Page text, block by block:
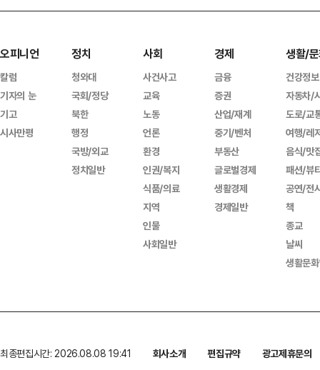
오피니언
칼럼
기자의 눈
기고
시사만평
정치
청와대
국회/정당
북한
행정
국방/외교
정치일반
사회
사건사고
교육
노동
언론
환경
인권/복지
식품/의료
지역
인물
사회일반
경제
금융
증권
산업/재계
중기/벤처
부동산
글로벌경제
생활경제
경제일반
생활/
건강정보
자동차/
도로/교
여행/레
음식/맛
패션/뷰
공연/전
책
종교
날씨
생활문
최종편집시간: 2026.08.08 19:41 회사소개 편집규약
광고제휴문의